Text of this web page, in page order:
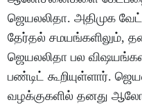
ஜெயலலிதா. அதிமுக
தேர்தல் சமயங்களிலும்,
ஜெயலலிதா பல
பண்டிட் கூறியுள்ளார்.
வழக்குகளில் தனது